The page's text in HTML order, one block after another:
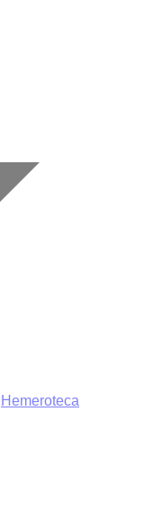
Hemeroteca